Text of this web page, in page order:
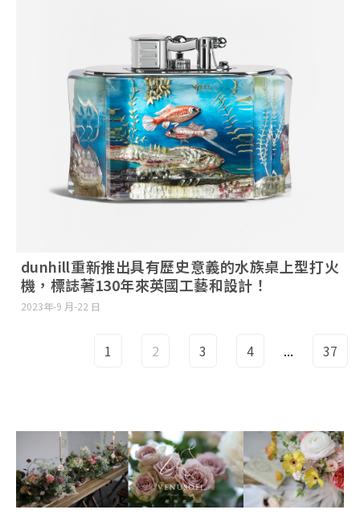
dunhill重新推出具有歷史意義的水族桌上型打火
機，標誌著130年來英國工藝和設計！
2023年-9 月-22 日
1 2 3 4 ... 37